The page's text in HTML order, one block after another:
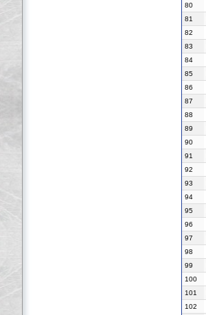
80
81
82
83
84
85
86
87
88
89
90
91
92
93
94
95
96
97
98
99
100
101
102